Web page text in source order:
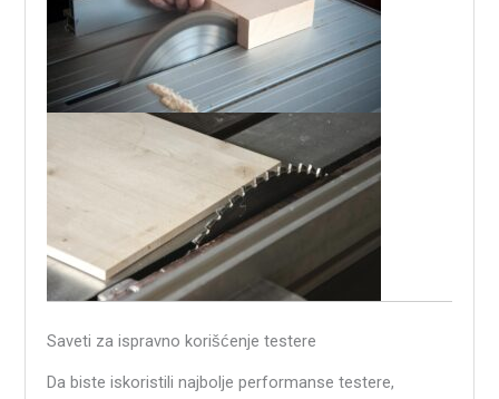
Saveti za ispravno korišćenje testere
Da biste iskoristili najbolje performanse testere,